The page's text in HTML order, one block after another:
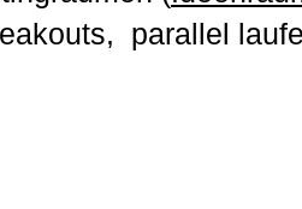
parallel